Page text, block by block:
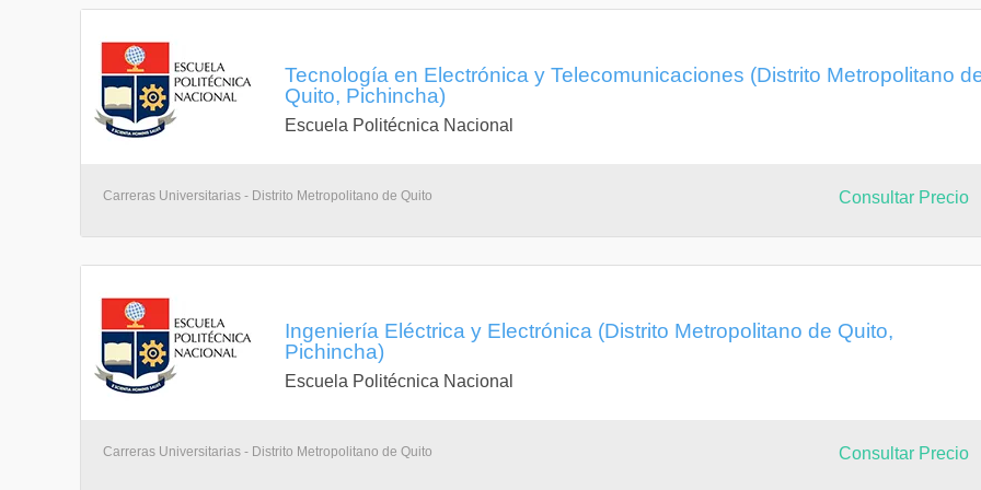
Tecnología en Electrónica y Telecomunicaciones (Distrito Metropolitano
Quito, Pichincha)
Escuela Politécnica Nacional
Carreras Universitarias - Distrito Metropolitano de Quito Consultar Precio
Ingeniería Eléctrica y Electrónica (Distrito Metropolitano de Quito,
Pichincha)
Escuela Politécnica Nacional
Carreras Universitarias - Distrito Metropolitano de Quito Consultar Precio